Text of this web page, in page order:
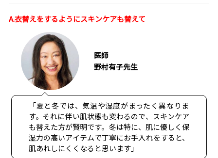
A.衣替えをするようにスキンケアも替えて
医師
野村有子先生
「夏と冬では、気温や湿度がまったく異なりま
す。それに伴い肌状態も変わるので、スキンケア
も替えた方が賢明です。冬は特に、肌に優しく保
湿力の高いアイテムで丁寧にお手入れをすると、
肌あれしにくくなると思います」